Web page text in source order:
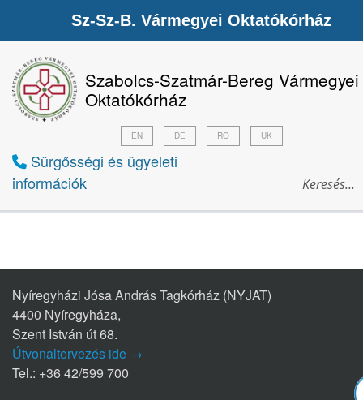
Szabolcs-Szatmár-Bereg Vármegyei
Oktatókórház
Sürgősségi és ügyeleti
információk
EN DE RO UK
Nyíregyházi Jósa András Tagkórház (NYJAT)
4400 Nyíregyháza,
Szent István út 68.
Útvonaltervezés ide →
Tel.: +36 42/599 700
Sz-Sz-B. Vármegyei Oktatókórház